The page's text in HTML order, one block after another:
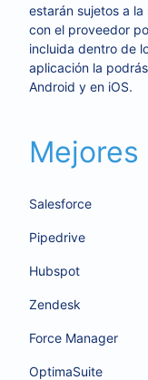
estarán sujetos a
con el proveedor
incluida dentro de
aplicación la
Android y en iOS.
Mejores
Salesforce
Pipedrive
Hubspot
Zendesk
Force Manager
OptimaSuite